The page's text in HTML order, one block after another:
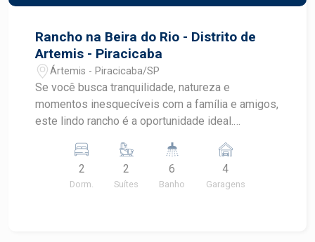
Rancho na Beira do Rio - Distrito de
Artemis - Piracicaba
Ártemis - Piracicaba/SP
Se você busca tranquilidade, natureza e
momentos inesquecíveis com a família e amigos,
este lindo rancho é a oportunidade ideal.
imóvel está de frente para o maravilhoso Rio
Piracicaba, oferecendo uma vista privilegiada e
contato direto com a natureza. O rancho conta
2
Dorm.
2
Suítes
6
Banho
4
Garagens